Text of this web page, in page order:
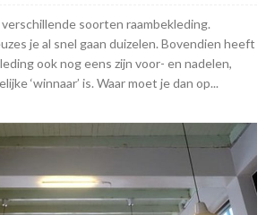
soorten raambekleding.
je al snel gaan duizelen. Bovendien heeft
ook nog eens zijn voor- en nadelen,
‘winnaar’ is. Waar moet je dan op...